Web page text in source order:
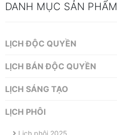
DANH MỤC SẢN PHẨM
LỊCH ĐỘC QUYỀN
LỊCH BÁN ĐỘC QUYỀN
LỊCH SÁNG TẠO
LỊCH PHÔI